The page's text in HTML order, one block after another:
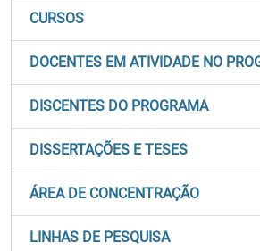
CURSOS
DOCENTES EM ATIVIDADE NO
DISCENTES DO PROGRAMA
DISSERTAÇÕES E TESES
ÁREA DE CONCENTRAÇÃO
LINHAS DE PESQUISA